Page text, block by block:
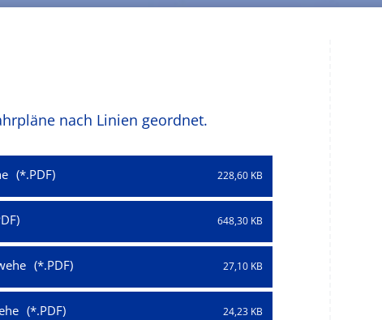
nach Linien geordnet.
228,60 KB
648,30 KB
27,10 KB
24,23 KB